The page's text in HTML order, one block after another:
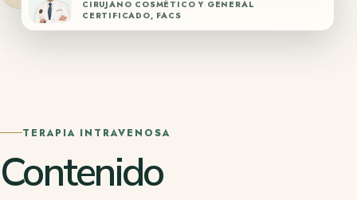
CIRUJANO COSMÉTICO Y GENERAL
CERTIFICADO, FACS
TERAPIA INTRAVENOSA
Contenido